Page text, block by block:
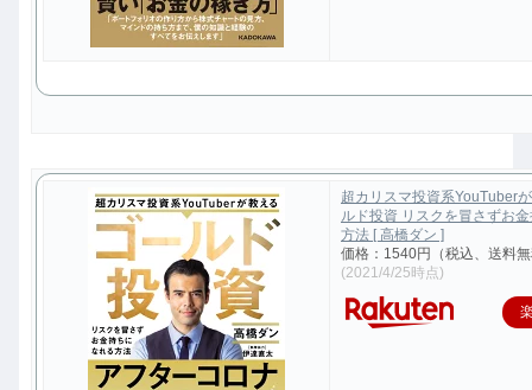
超カリスマ投資系YouTuber
ルド投資 リスクを冒さずお
方法 [ 高橋ダン ]
価格：1540円（税込、送料
(2021/4/25時点)